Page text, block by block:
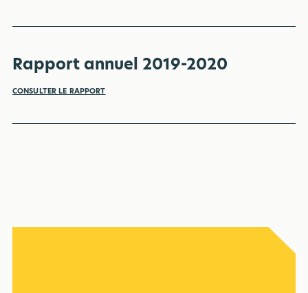
Rapport annuel 2019-2020
CONSULTER LE RAPPORT